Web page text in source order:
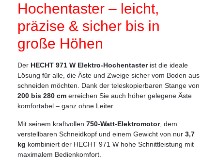
Hochentaster – leicht,
präzise & sicher bis in
große Höhen
Der HECHT 971 W Elektro-Hochentasterist die ideale
Lösung für alle, die Äste und Zweige sicher vom Boden aus
schneiden möchten. Dank der teleskopierbaren Stange von
200 bis 280 cm erreichen Sie auch höher gelegene Äste
komfortabel – ganz ohne Leiter.
Mit seinem kraftvollen 750-Watt-Elektromotor, dem
verstellbaren Schneidkopf und einem Gewicht von nur 3,7
kg kombiniert der HECHT 971 W hohe Schnittleistung mit
maximalem Bedienkomfort.